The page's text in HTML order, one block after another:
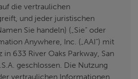
die vertraulichen
und jeder juristischen
Sie handeln) („Sie“ oder
Anywhere, Inc. („AAI“) mit
in 633 River Oaks Parkway, San
geschlossen. Die Nutzung
vertraulichen Informationen